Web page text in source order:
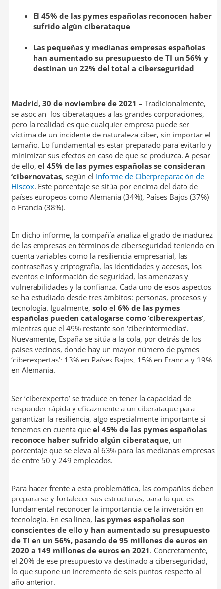
I
n
t
i
El 45% de las pymes españolas reconocen haber
sufrido algún ciberataque
Las pequeñas y medianas empresas españolas
han aumentado su presupuesto de TI un 56% y
destinan un 22% del total a ciberseguridad
Madrid, 30 de noviembre de 2021 – Tradicionalmente,
se asocian los ciberataques a las grandes corporaciones,
pero la realidad es que cualquier empresa puede ser
víctima de un incidente de naturaleza ciber, sin importar el
tamaño. Lo fundamental es estar preparado para evitarlo y
minimizar sus efectos en caso de que se produzca. A pesar
de ello, el 45% de las pymes españolas se consideran
‘cibernovatas, según el Informe de Ciberpreparación de
Hiscox. Este porcentaje se sitúa por encima del dato de
países europeos como Alemania (34%), Países Bajos (37%)
o Francia (38%).
En dicho informe, la compañía analiza el grado de madurez
de las empresas en términos de ciberseguridad teniendo en
cuenta variables como la resiliencia empresarial, las
contraseñas y criptografía, las identidades y accesos, los
eventos e información de seguridad, las amenazas y
vulnerabilidades y la confianza. Cada uno de esos aspectos
se ha estudiado desde tres ámbitos: personas, procesos y
tecnología. Igualmente, solo el 6% de las pymes
españolas pueden catalogarse como ‘ciberexpertas’,
mientras que el 49% restante son ‘ciberintermedias’.
Nuevamente, España se sitúa a la cola, por detrás de los
países vecinos, donde hay un mayor número de pymes
‘ciberexpertas’: 13% en Países Bajos, 15% en Francia y 19%
en Alemania.
Ser ‘ciberexperto’ se traduce en tener la capacidad de
responder rápida y eficazmente a un ciberataque para
garantizar la resiliencia, algo especialmente importante si
tenemos en cuenta queel 45% de las pymes españolas
reconoce haber sufrido algún ciberataque, un
porcentaje que se eleva al 63% para las medianas empresas
de entre 50 y 249 empleados.
Para hacer frente a esta problemática, las compañías deben
prepararse y fortalecer sus estructuras, para lo que es
fundamental reconocer la importancia de la inversión en
tecnología. En esa línea, las pymes españolas son
conscientes de ello y han aumentado su presupuesto
de TI en un 56%, pasando de 95 millones de euros en
2020 a 149 millones de euros en 2021. Concretamente,
el 20% de ese presupuesto va destinado a ciberseguridad,
lo que supone un incremento de seis puntos respecto al
año anterior.